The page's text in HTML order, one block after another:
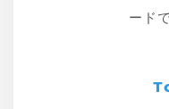
機能でした。
プロとし
ード